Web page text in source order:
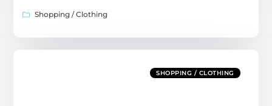
Shopping / Clothing
SHOPPING / CLOTHING